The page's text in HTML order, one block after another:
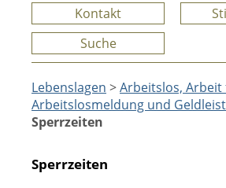
Kontakt
Suche
Lebenslagen >Arbeitslos, Arbeit
Arbeitslosmeldung und
Sperrzeiten
Sperrzeiten